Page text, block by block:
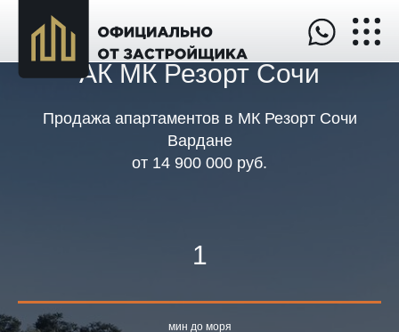
АК МК Резорт Сочи
Продажа апартаментов в МК Резорт Сочи
Вардане
от 14 900 000 руб.
1
мин до моря